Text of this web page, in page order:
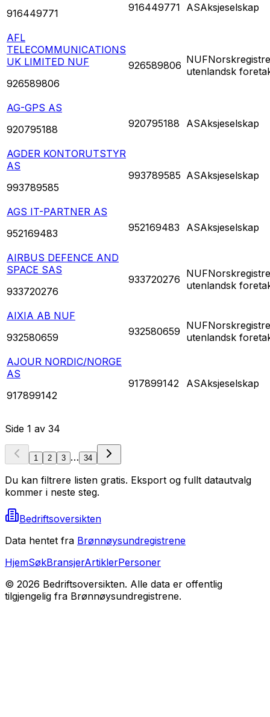
916449771
916449771 ASAksjeselskap
AFL
TELECOMMUNICATIONS
UK LIMITED NUF
926589806
926589806 NUF
utenlandsk
AG-GPS AS
920795188
920795188 ASAksjeselskap
AGDER KONTORUTSTYR
AS
993789585
993789585 ASAksjeselskap
AGS IT-PARTNER AS
952169483
952169483 ASAksjeselskap
AIRBUS DEFENCE AND
SPACE SAS
933720276
933720276 NUF
utenlandsk
AIXIA AB NUF
932580659
932580659 NUF
utenlandsk
AJOUR NORDIC/NORGE
AS
917899142
917899142 ASAksjeselskap
Side 1 av 34
1 2 3 … 34
Du kan filtrere listen gratis. Eksport og fullt datautvalg
kommer i neste steg.
Bedriftsoversikten
Data hentet fra Brønnøysundregistrene
HjemSøkBransjerArtiklerPersoner
© 2026 Bedriftsoversikten. Alle data er offentlig
tilgjengelig fra Brønnøysundregistrene.